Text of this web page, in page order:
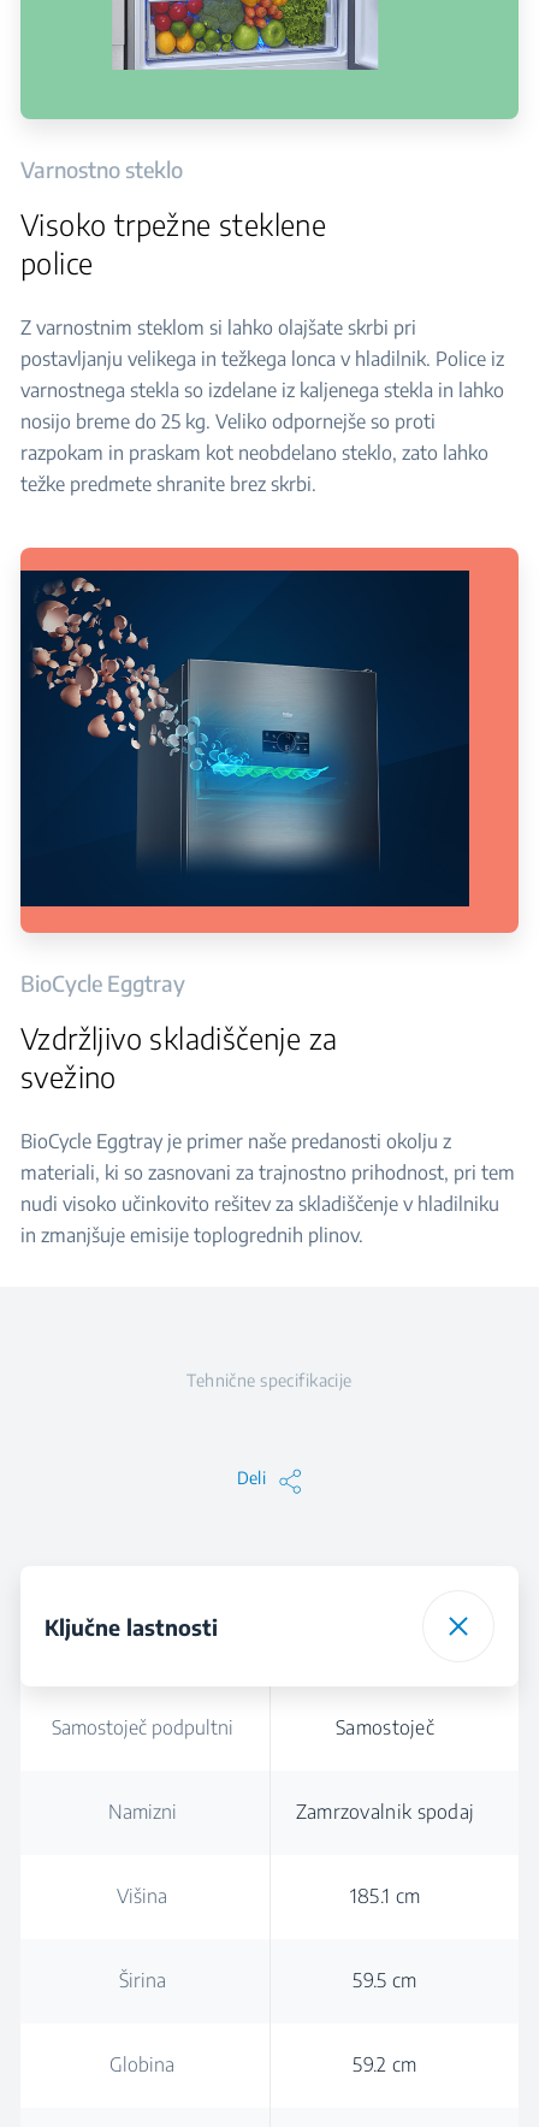
Varnostno steklo
Visoko trpežne steklene
police
Z varnostnim steklom si lahko olajšate skrbi pri
postavljanju velikega in težkega lonca v hladilnik. Police iz
varnostnega stekla so izdelane iz kaljenega stekla in lahko
nosijo breme do 25 kg. Veliko odpornejše so proti
razpokam in praskam kot neobdelano steklo, zato lahko
težke predmete shranite brez skrbi.
BioCycle Eggtray
Vzdržljivo skladiščenje za
svežino
BioCycle Eggtray je primer naše predanosti okolju z
materiali, ki so zasnovani za trajnostno prihodnost, pri tem
nudi visoko učinkovito rešitev za skladiščenje v hladilniku
in zmanjšuje emisije toplogrednih plinov.
Tehnične specifikacije
Deli
Ključne lastnosti
Samostoječ podpultni Samostoječ
Namizni Zamrzovalnik spodaj
Višina 185.1 cm
Širina 59.5 cm
Globina 59.2 cm